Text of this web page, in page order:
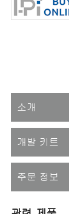
소개
개발 키트
주문 정보